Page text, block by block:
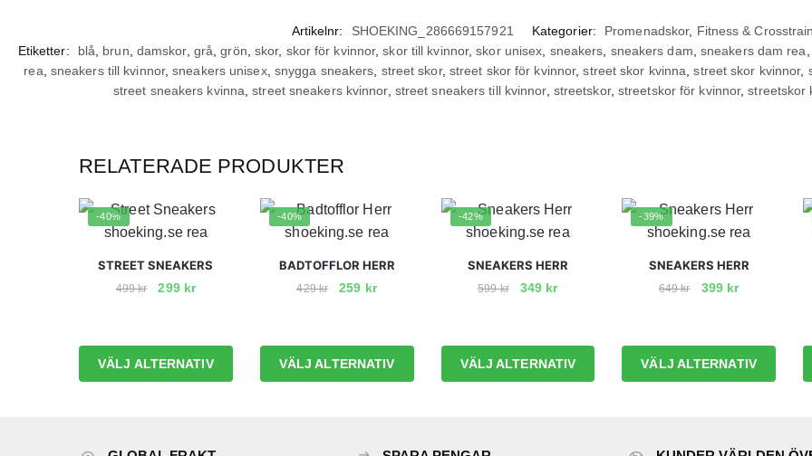
Artikelnr: SHOEKING_286669157921 Kategorier: Promenadskor, Fitness &
Etiketter:
blå brun damskor, grå ,grön skor, skor för kvinnor,skor till kvinnor,skor unisex sneakers sneakers dam sneakers dam rea
rea sneakers till kvinnor,sneakers unisex, snygga sneakers street skor, street skor för kvinnor,street skor kvinna ,street skor kvinnor,
street sneakers kvinna ,street sneakers kvinnor, street sneakers till kvinnor, streetskor, streetskor för kvinnor,streetskor
RELATERADE PRODUKTER
-40%
STREET SNEAKERS
499kr
Det
var:
499 kr.
299 krDet
är:
299 kr.
VÄLJ ALTERNATIV
produkten
har
-40%
BADTOFFLOR HERR
429kr
Det
var:
429 kr.
259 krDet
är:
259 kr.
VÄLJ ALTERNATIV
produkten
har
-42%
SNEAKERS HERR
599kr
Det
var:
599 kr.
349 krDet
är:
349 kr.
VÄLJ ALTERNATIV
produkten
har
-39%
SNEAKERS HERR
649kr
Det
var:
649 kr.
399 krDet
är:
399 kr.
VÄLJ ALTERNATIV
produkten
har